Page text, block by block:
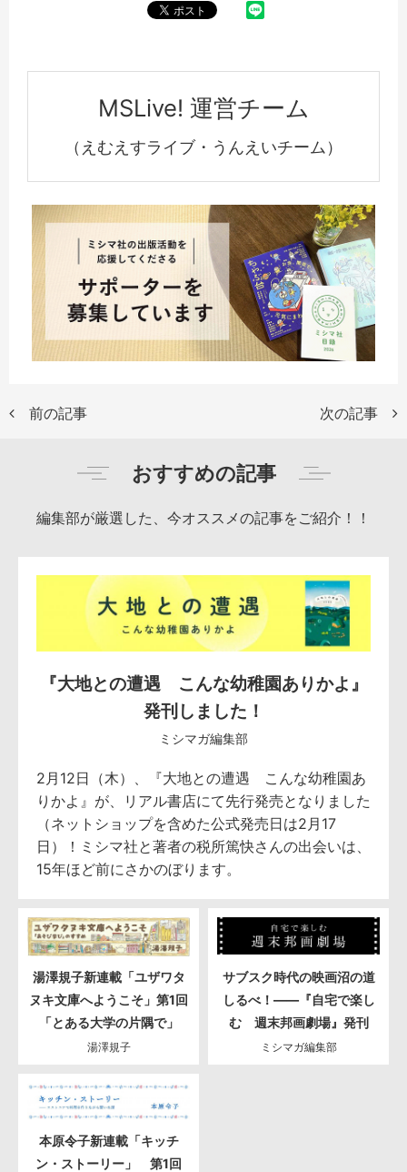
MSLive! 運営チーム
（えむえすライブ・うんえいチーム）
前の記事 次の記事
おすすめの記事
編集部が厳選した、今オススメの記事をご紹介！！
『大地との遭遇 こんな幼稚園ありかよ』
発刊しました！
ミシマガ編集部
2月12日（木）、『大地との遭遇 こんな幼稚園あ
りかよ』が、リアル書店にて先行発売となりました
（ネットショップを含めた公式発売日は2月17
日）！ミシマ社と著者の税所篤快さんの出会いは、
15年ほど前にさかのぼります。
湯澤規子新連載「ユザワタ
ヌキ文庫へようこそ」第1回
「とある大学の片隅で」
湯澤規子
サブスク時代の映画沼の道
しるべ！――『自宅で楽し
む 週末邦画劇場』発刊
ミシマガ編集部
本原令子新連載「キッチ
ン・ストーリー」 第1回